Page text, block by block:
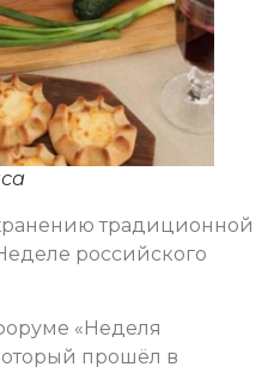
традиционной
российского
«Неделя
прошёл в